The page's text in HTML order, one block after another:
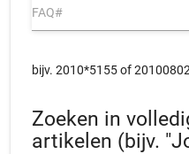
FAQ#
bijv. 2010*5155 of
Zoeken in
artikelen (bijv.